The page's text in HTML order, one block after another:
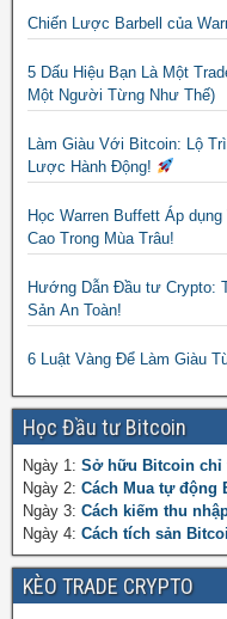
Chiến Lược Barbell của
5 Dấu Hiệu Bạn Là Một
Một Người Từng Như Thế)
Làm Giàu Với Bitcoin: Lộ
Lược Hành Động!
Học Warren Buffett Áp
Cao Trong Mùa Trâu!
Hướng Dẫn Đầu tư Crypto:
Sản An Toàn!
6 Luật Vàng Để Làm Giàu
Học Đầu tư Bitcoin
Ngày 1: Sở hữu Bitcoin chỉ
Ngày 2: Cách Mua tự động
Ngày 3: Cách kiếm thu
Ngày 4: Cách tích sản
KÈO TRADE CRYPTO